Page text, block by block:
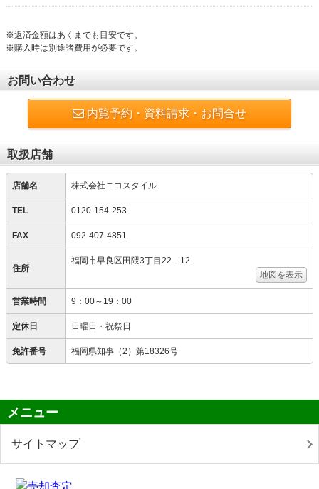
※返済金額はあくまでも目安です。
※購入時は別途諸費用が必要です。
お問い合わせ
内覧予約・資料請求・お問合せ
取扱店舗
店舗名 株式会社ニコスタイル
TEL 0120-154-253
FAX 092-407-4851
住所
福岡市早良区田隈3丁目22－12
地図を表示
営業時間 9：00～19：00
定休日 日曜日・祝祭日
免許番号 福岡県知事（2）第18326号
メニュー
サイトマップ